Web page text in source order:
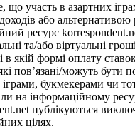
що участь в азартних
або альтернативою
ресурс
та/або віртуальні
в якій формі оплату
пов’язані/можуть бути
букмекерами чи
на інформаційному
публікуються
цілях.